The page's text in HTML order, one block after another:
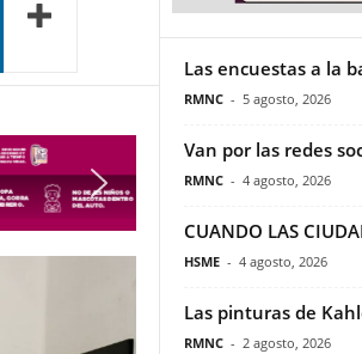
Las encuestas a la
RMNC - 5 agosto, 2026
Van por las redes
RMNC - 4 agosto, 2026
CUANDO LAS
HSME - 4 agosto, 2026
Las pinturas de
RMNC - 2 agosto, 2026